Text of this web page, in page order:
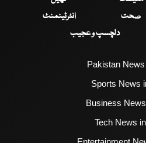
صحت
انٹرٹینمنٹ
دلچسپ و عجیب
Pakistan
Sports News
Business
Tech News